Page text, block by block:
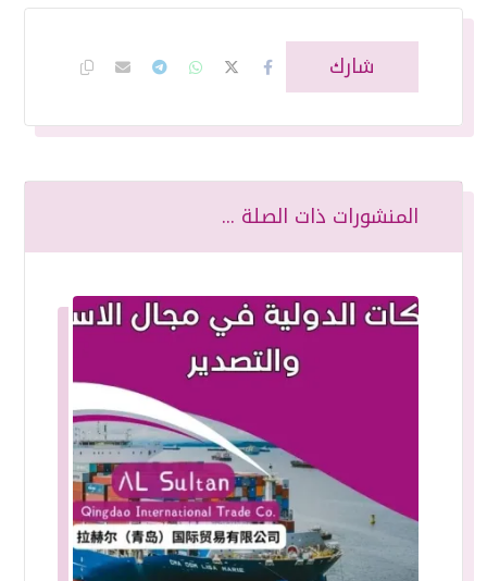
المنشورات ذات الصلة ...